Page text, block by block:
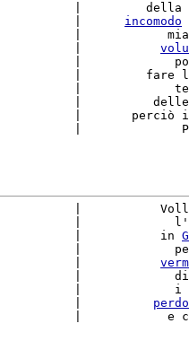
|         della
incomodo
|
|
|         fare
|
|
|       perciò
|
|
|
|           in
|
|
|             i
|            e